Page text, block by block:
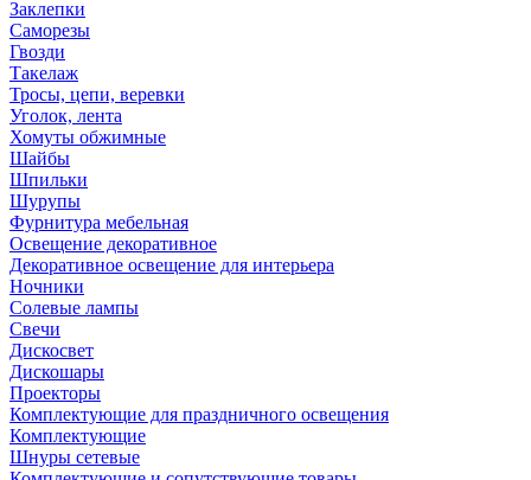
Заклепки
Саморезы
Гвозди
Такелаж
Тросы, цепи, веревки
Уголок, лента
Хомуты обжимные
Шайбы
Шпильки
Шурупы
Фурнитура мебельная
Освещение декоративное
Декоративное освещение для интерьера
Ночники
Солевые лампы
Свечи
Дискосвет
Дискошары
Проекторы
Комплектующие для праздничного освещения
Комплектующие
Шнуры сетевые